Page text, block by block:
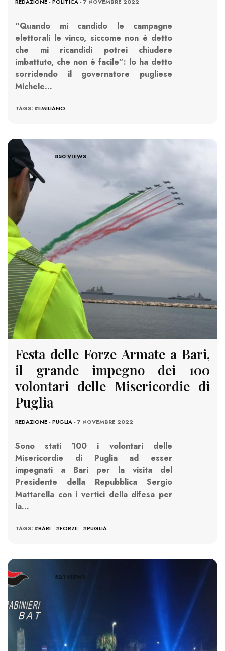
“Quando mi candido le campagne
elettorali le vinco, siccome non è detto
che mi ricandidi potrei chiudere
imbattuto, che non è facile”: lo ha detto
sorridendo il governatore pugliese
Michele…
TAGS: #EMILIANO
850 VIEWS
Festa delle Forze Armate a Bari,
il grande impegno dei 100
volontari delle Misericordie di
Puglia
REDAZIONE - PUGLIA - 7 NOVEMBRE 2022
Sono stati 100 i volontari delle
Misericordie di Puglia ad esser
impegnati a Bari per la visita del
Presidente della Repubblica Sergio
Mattarella con i vertici della difesa per
la…
TAGS: #BARI #FORZE #PUGLIA
821 VIEWS